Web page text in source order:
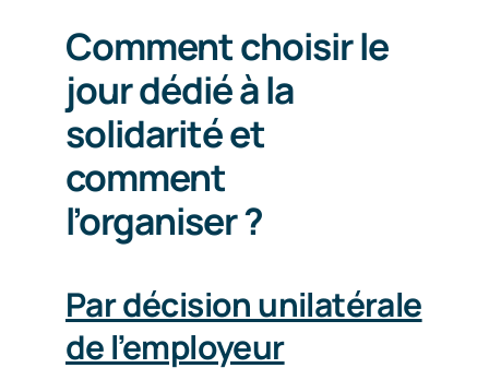
Comment choisir le
jour dédié à la
solidarité et
comment
l’organiser ?
Par décision unilatérale
de l’employeur